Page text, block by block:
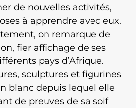
de nouvelles activités,
à apprendre avec eux.
on remarque de
fier affichage de ses
pays d’Afrique.
sculptures et figurines
blanc depuis lequel elle
de preuves de sa soif